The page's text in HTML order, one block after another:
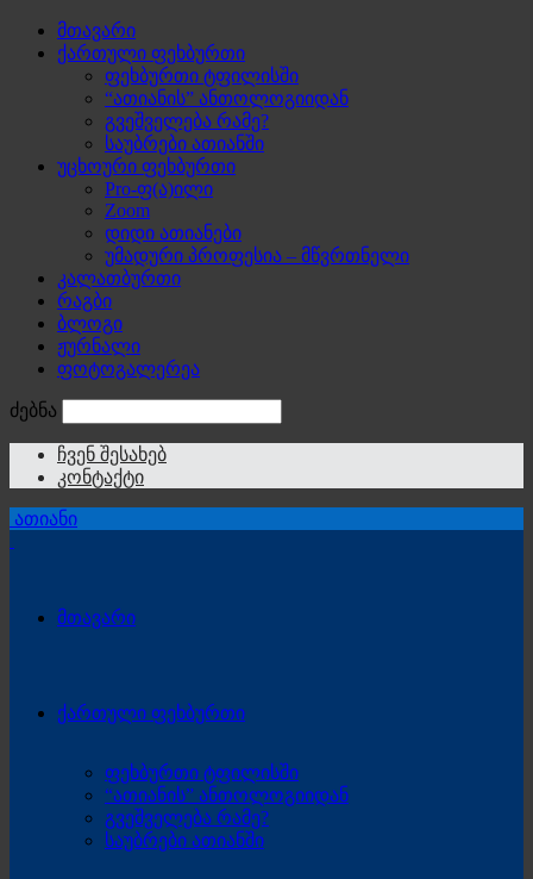
მთავარი
ქართული ფეხბურთი
ფეხბურთი ტფილისში
“ათიანის” ანთოლოგიიდან
გვეშველება რამე?
საუბრები ათიანში
უცხოური ფეხბურთი
Pro-ფ(ა)ილი
Zoom
დიდი ათიანები
უმადური პროფესია – მწვრთნელი
კალათბურთი
რაგბი
ბლოგი
ჟურნალი
ფოტოგალერეა
ძებნა
ჩვენ შესახებ
კონტაქტი
ათიანი
მთავარი
ქართული ფეხბურთი
ფეხბურთი ტფილისში
“ათიანის” ანთოლოგიიდან
გვეშველება რამე?
საუბრები ათიანში